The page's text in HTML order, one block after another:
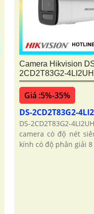
Camera Hikvision
2CD2T83G2-
Giá :5%-35%
DS-2CD2T83G2-
DS-2CD2T83G2-
camera có độ nét
kính có độ phân giải 8